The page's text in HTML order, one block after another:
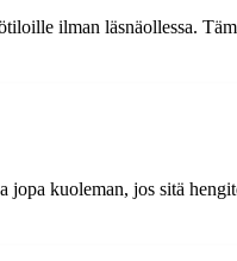
ilman läsnäollessa.
kuoleman, jos sitä